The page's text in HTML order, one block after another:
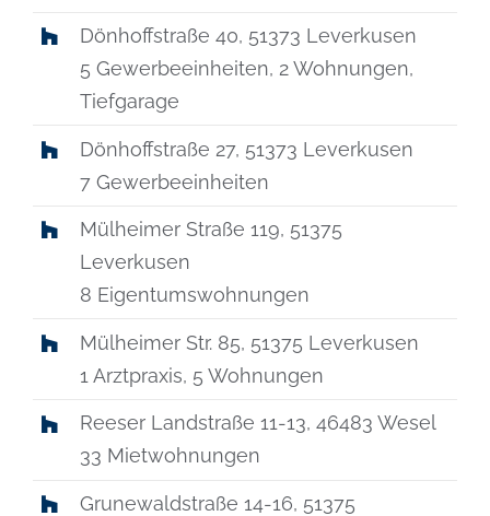
Dönhoffstraße 40, 51373 Leverkusen
5 Gewerbeeinheiten, 2 Wohnungen,
Tiefgarage
Dönhoffstraße 27, 51373 Leverkusen
7 Gewerbeeinheiten
Mülheimer Straße 119, 51375
Leverkusen
8 Eigentumswohnungen
Mülheimer Str. 85, 51375 Leverkusen
1 Arztpraxis, 5 Wohnungen
Reeser Landstraße 11-13, 46483 Wesel
33 Mietwohnungen
Grunewaldstraße 14-16, 51375